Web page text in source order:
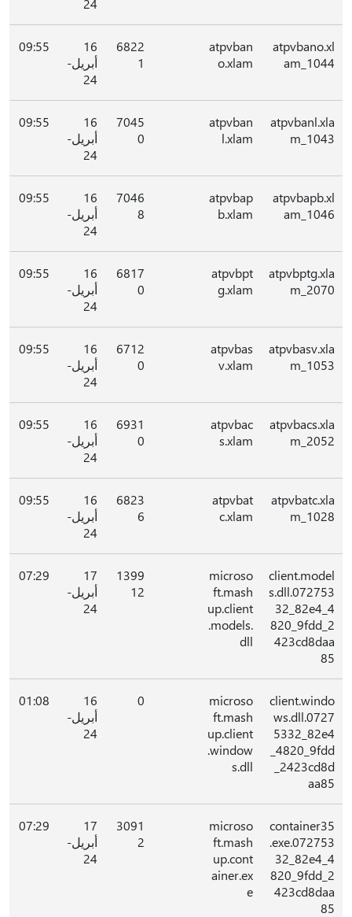
24
atpvbano.xl
am_1044
atpvban
o.xlam
6822
1
16
أبريل-
24
09:55
atpvbanl.xla
m_1043
atpvban
l.xlam
7045
0
16
أبريل-
24
09:55
atpvbapb.xl
am_1046
atpvbap
b.xlam
7046
8
16
أبريل-
24
09:55
atpvbptg.xla
m_2070
atpvbpt
g.xlam
6817
0
16
أبريل-
24
09:55
atpvbasv.xla
m_1053
atpvbas
v.xlam
6712
0
16
أبريل-
24
09:55
atpvbacs.xla
m_2052
atpvbac
s.xlam
6931
0
16
أبريل-
24
09:55
atpvbatc.xla
m_1028
atpvbat
c.xlam
6823
6
16
أبريل-
24
09:55
client.model
s.dll.072753
32_82e4_4
820_9fdd_2
423cd8daa
85
microso
ft.mash
up.client
.models.
dll
1399
12
17
أبريل-
24
07:29
client.windo
ws.dll.0727
5332_82e4
_4820_9fdd
_2423cd8d
aa85
microso
ft.mash
up.client
.window
s.dll
0
16
أبريل-
24
01:08
container35
.exe.072753
32_82e4_4
820_9fdd_2
423cd8daa
85
microso
ft.mash
up.cont
ainer.ex
e
3091
2
17
أبريل-
24
07:29